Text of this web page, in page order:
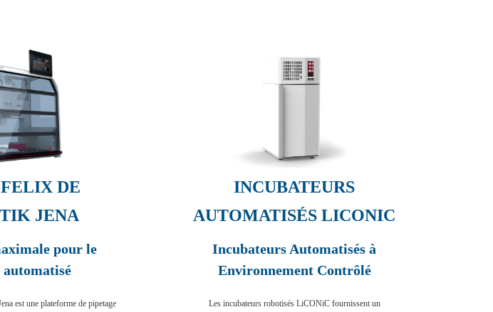
DE
JENA
pour le
automatisé
est une plateforme de pipetage
INCUBATEURS
AUTOMATISÉS LICONIC
Incubateurs Automatisés à
Environnement Contrôlé
Les incubateurs robotisés LiCONiC fournissent un